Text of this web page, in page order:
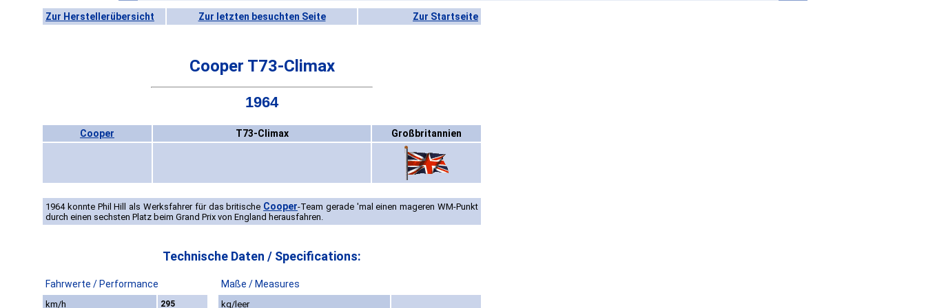
Zur Herstellerübersicht Zur letzten besuchten Seite Zur Startseite
Cooper T73-Climax
1964
Cooper T73-Climax Großbritannien
1964 konnte Phil Hill als Werksfahrer für das britische Cooper-Team gerade 'mal einen mageren WM-Punkt
durch einen sechsten Platz beim Grand Prix von England herausfahren.
Technische Daten / Specifications:
Fahrwerte / Performance Maße / Measures
km/h 295
kg/leer